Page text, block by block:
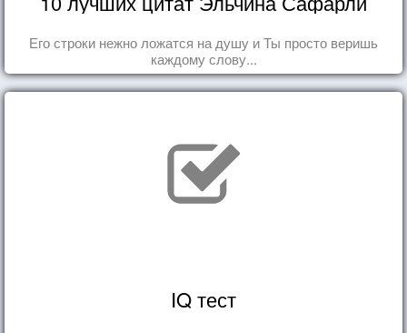
Его строки нежно ложатся на душу и Ты просто веришь
каждому слову...
IQ тест